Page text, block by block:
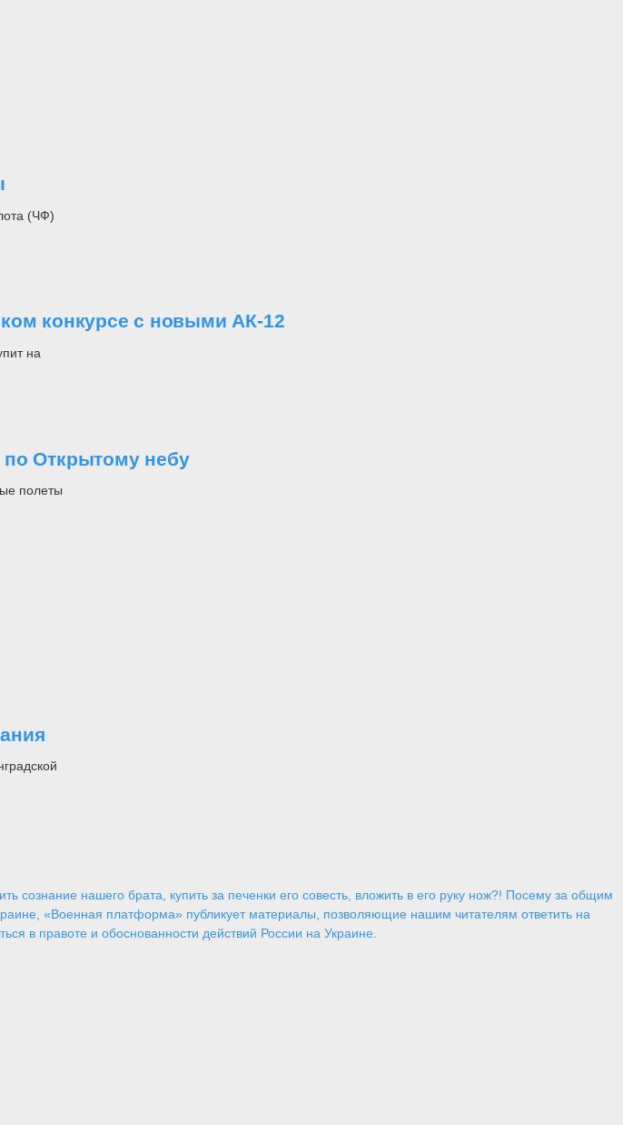
(ЧФ)
конкурсе с новыми АК-12
на
Открытому небу
полеты
сознание нашего брата, купить за печенки его совесть, вложить в его руку нож?! Посему за общим
«Военная платформа» публикует материалы, позволяющие нашим читателям ответить на
в правоте и обоснованности действий России на Украине.